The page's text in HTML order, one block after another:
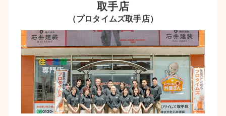
取手店
（プロタイムズ取手店）